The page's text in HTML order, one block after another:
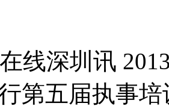
深圳讯 2013
第五届执事